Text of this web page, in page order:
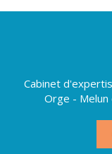
Cabinet
Orge - Melun